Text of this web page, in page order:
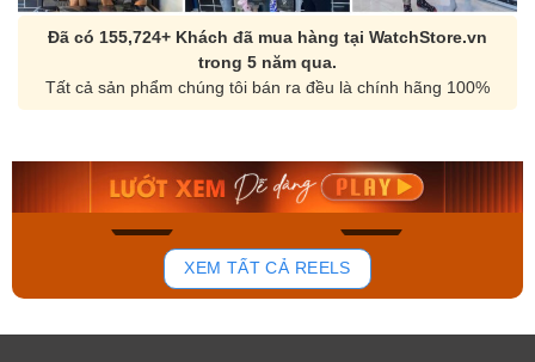
Đã có 155,724+ Khách đã mua hàng tại WatchStore.vn
trong 5 năm qua.
Tất cả sản phẩm chúng tôi bán ra đều là chính hãng 100%
131
Orient Nam RA-
Mua ngay
Casio Nam MTS-
Mua ngay
XEM TẤT CẢ REELS